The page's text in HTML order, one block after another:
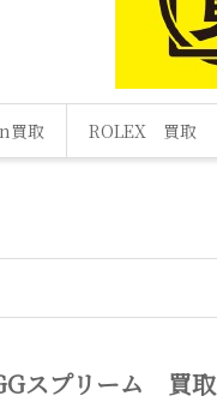
買取 ROLEX 買取
スプリーム 買取